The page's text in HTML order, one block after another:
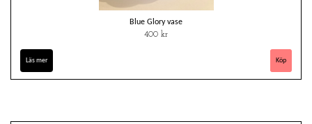
Blue Glory vase
400 kr
Läs mer